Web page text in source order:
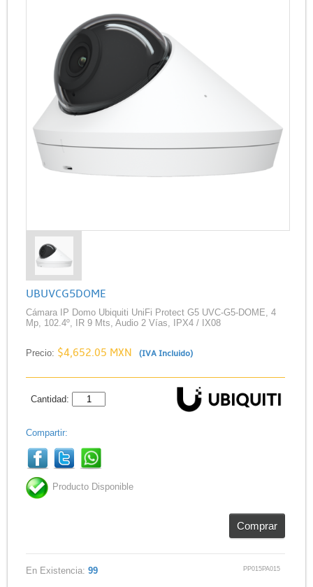
UBUVCG5DOME
Cámara IP Domo Ubiquiti UniFi Protect G5 UVC-G5-DOME, 4
Mp, 102.4º, IR 9 Mts, Audio 2 Vías, IPX4 / IX08
Precio: $4,652.05 MXN (IVA Incluido)
Cantidad:
Compartir:
Producto Disponible
Comprar
En Existencia: 99 PP015PA015